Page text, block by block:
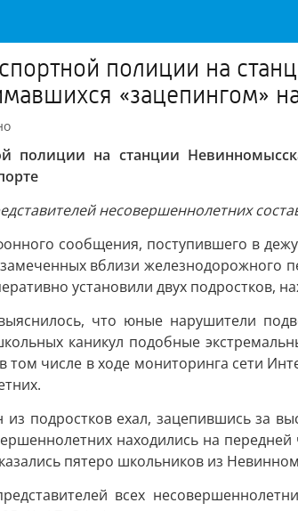
полиции на
«зацепингом»
полиции на станции
несовершеннолетних
сообщения, поступившего в
вблизи железнодорожного
установили двух подростков,
что юные нарушители
каникул подобные
числе в ходе мониторинга сети
из подростков ехал, зацепившись за
находились на
пятеро школьников из
всех